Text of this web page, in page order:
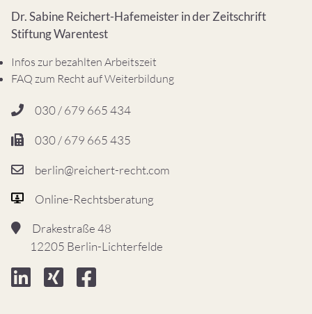
Dr. Sabine Reichert-Hafemeister in der Zeitschrift
Stiftung Warentest
Infos zur bezahlten Arbeitszeit
FAQ zum Recht auf Weiterbildung
030 / 679 665 434
030 / 679 665 435
berlin@reichert-recht.com
Online-Rechtsberatung
Drakestraße 48
12205 Berlin-Lichterfelde